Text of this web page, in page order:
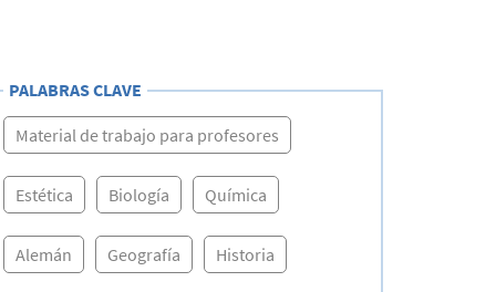
PALABRAS CLAVE
Material de trabajo para profesores
Estética Biología Química
Alemán Geografía Historia